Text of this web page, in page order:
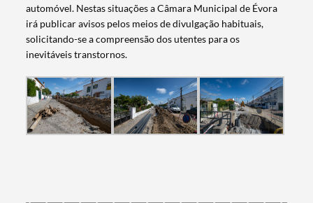
Termo de Pesquisa
automóvel. Nestas situações a Câmara Municipal de Évora
irá publicar avisos pelos meios de divulgação habituais,
solicitando-se a compreensão dos utentes para os
inevitáveis transtornos.